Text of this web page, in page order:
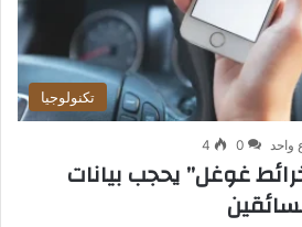
تكنولوجيا
واحد 0
4
غوغل” يحجب بيانات